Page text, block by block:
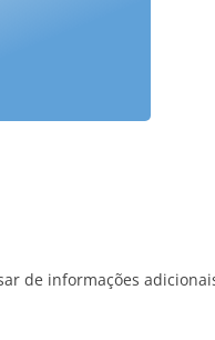
de informações